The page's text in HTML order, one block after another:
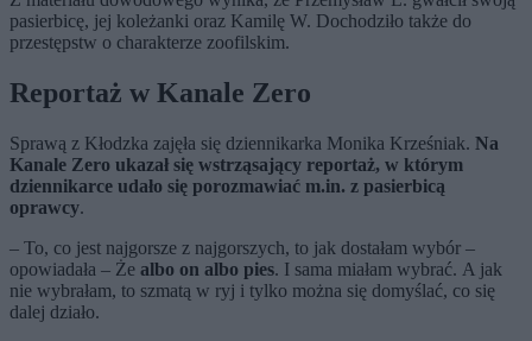
pasierbicę, jej koleżanki oraz Kamilę W. Dochodziło także do
przestępstw o charakterze zoofilskim.
Reportaż w Kanale Zero
Sprawą z Kłodzka zajęła się dziennikarka Monika Krześniak. Na
Kanale Zero ukazał się wstrząsający reportaż, w którym
dziennikarce udało się porozmawiać m.in. z pasierbicą
oprawcy.
– To, co jest najgorsze z najgorszych, to jak dostałam wybór –
opowiadała – Że albo on albo pies. I sama miałam wybrać. A jak
nie wybrałam, to szmatą w ryj i tylko można się domyślać, co się
dalej działo.